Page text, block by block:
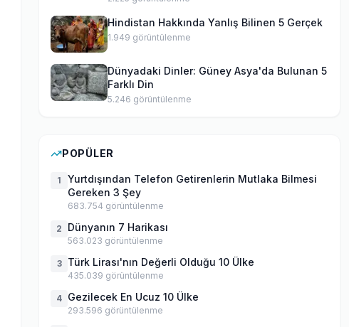
Hindistan Hakkında Yanlış Bilinen 5 Gerçek
1.949 görüntülenme
Dünyadaki Dinler: Güney Asya'da Bulunan 5
Farklı Din
5.246 görüntülenme
POPÜLER
1
Yurtdışından Telefon Getirenlerin Mutlaka Bilmesi
Gereken 3 Şey
683.754 görüntülenme
2 Dünyanın 7 Harikası
563.023 görüntülenme
3 Türk Lirası'nın Değerli Olduğu 10 Ülke
435.039 görüntülenme
4 Gezilecek En Ucuz 10 Ülke
293.596 görüntülenme